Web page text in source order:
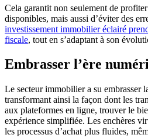
Cela garantit non seulement de
disponibles, mais aussi d’éviter des
investissement immobilier éclairé
fiscale, tout en s’adaptant à son
Embrasser l’ère
Le secteur immobilier a su embrasser
transformant ainsi la façon dont les
aux plateformes en ligne, trouver le
expérience simplifiée. Les enchères
les processus d’achat plus fluides,